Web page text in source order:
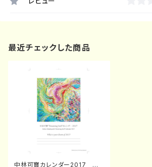
最近チェックした商品
中林可寶カレンダー2017 壁